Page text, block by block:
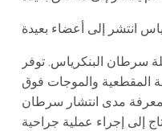
سرطان البنكرياس. توفر
المقطعية والموجات فوق
معرفة مدى انتشار سرطان